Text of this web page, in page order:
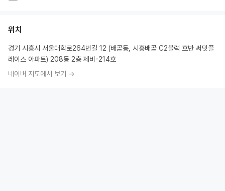
위치
경기 시흥시 서울대학로264번길 12 (배곧동, 시흥배곧 C2블럭 호반 써밋플
레이스 아파트) 208동 2층 제비-214호
네이버 지도에서 보기 →